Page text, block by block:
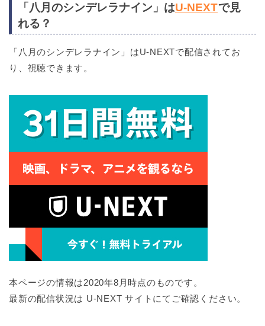
「八月のシンデレラナイン」はU-NEXTで見
れる？
「八月のシンデレラナイン」はU-NEXTで配信されてお
り、視聴できます。
本ページの情報は2020年8月時点のものです。
最新の配信状況は U-NEXT サイトにてご確認ください。